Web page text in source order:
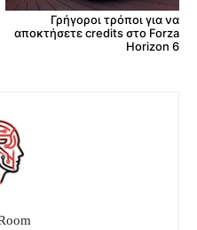
Γρήγοροι τρόποι για να
αποκτήσετε credits στο Forza
Horizon 6